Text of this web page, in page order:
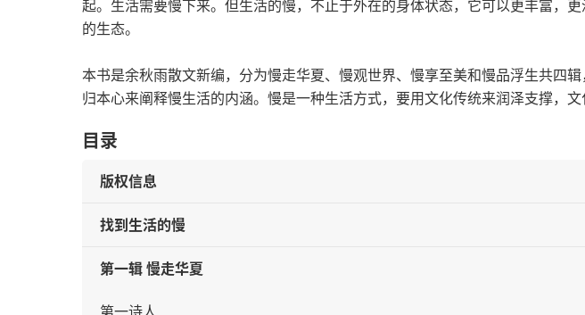
起。生活需要慢下来。但生活的慢，不止于外在的身体状态，它可以更丰富，
的生态。
本书是余秋雨散文新编，分为慢走华夏、慢观世界、慢享至美和慢品浮生共四
归本心来阐释慢生活的内涵。慢是一种生活方式，要用文化传统来润泽支撑，文
目录
版权信息
找到生活的慢
第一辑 慢走华夏
第一诗人